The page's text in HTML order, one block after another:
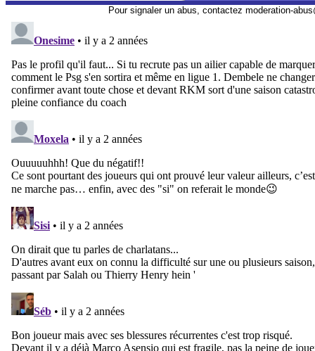
Pour signaler un abus, contactez moderation-